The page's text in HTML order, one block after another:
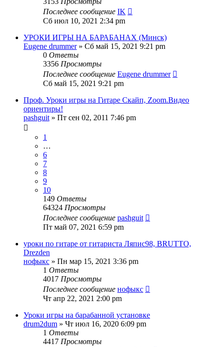
Последнее сообщение IK
Сб июл 10, 2021 2:34 pm
УРОКИ ИГРЫ НА БАРАБАНАХ (Минск)
Eugene drummer» Сб май 15, 2021 9:21 pm
0 Ответы
3356 Просмотры
Последнее сообщение Eugene drummer
Сб май 15, 2021 9:21 pm
Проф. Уроки игры на Гитаре Скайп, Zoom.Видео
ориентиры!
pashguit » Пт сен 02, 2011 7:46 pm
1
…
6
7
8
9
10
149 Ответы
64324 Просмотры
Последнее сообщение pashguit
Пт май 07, 2021 6:59 pm
уроки по гитаре от гитариста Ляпис98, BRUTTO,
Drezden
нофыкс » Пн мар 15, 2021 3:36 pm
1 Ответы
4017 Просмотры
Последнее сообщение нофыкс
Чт апр 22, 2021 2:00 pm
Уроки игры на барабанной установке
drum2dum » Чт июл 16, 2020 6:09 pm
1 Ответы
4417 Просмотры